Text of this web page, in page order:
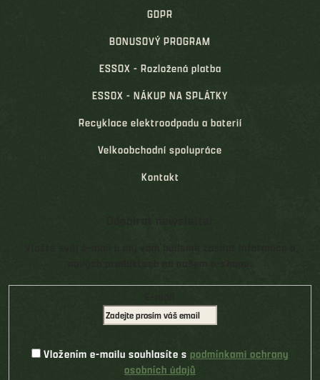
GDPR
BONUSOVÝ PROGRAM
ESSOX - Rozložená platba
ESSOX - NÁKUP NA SPLÁTKY
Recyklace elektroodpadu a baterií
Velkoobchodní spolupráce
Kontakt
Vložením e-mailu souhlasíte s podmínkami ochrany
osobních údajů